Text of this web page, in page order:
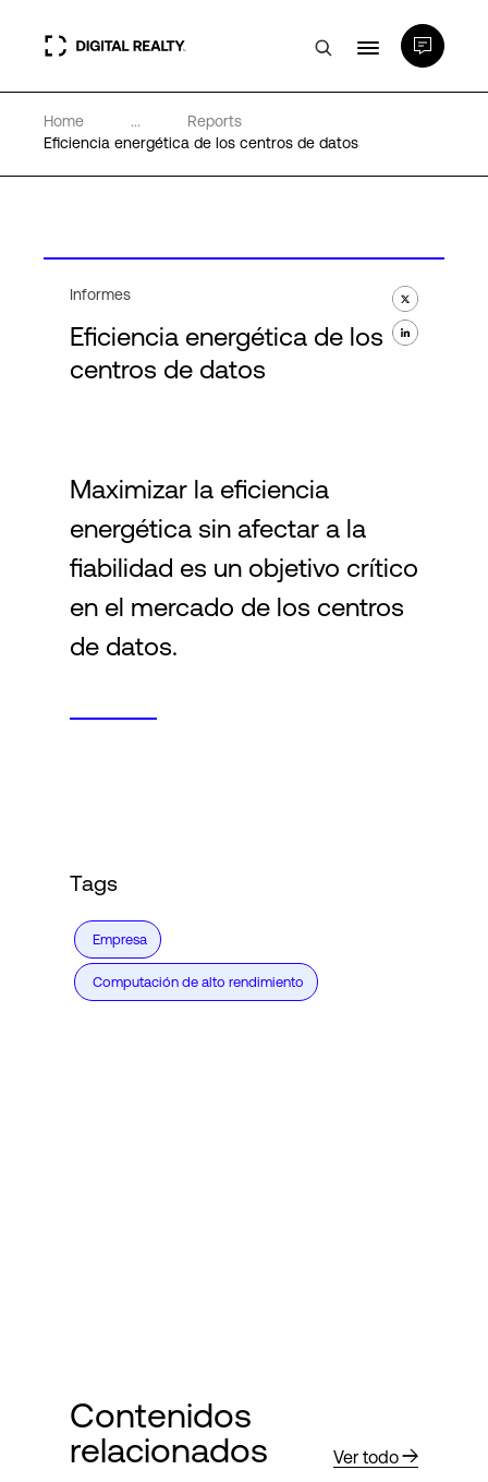
Centros de Datos
Experiencia y recursos
Language
Login
Home ...
Reports
Eficiencia energética de los centros de datos
Informes
Eficiencia energética de los
centros de datos
Maximizar la eficiencia
energética sin afectar a la
fiabilidad es un objetivo crítico
en el mercado de los centros
de datos.
Tags
Empresa
Computación de alto rendimiento
Contenidos
relacionados
Ver todo